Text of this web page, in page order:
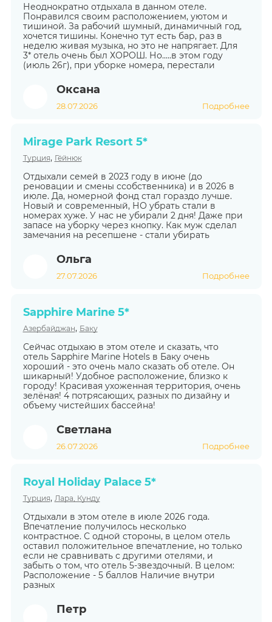
Неоднократно отдыхала в данном отеле.
Понравился своим расположением, уютом и
тишиной. За рабочий шумный, динамичный год,
хочется тишины. Конечно тут есть бар, раз в
неделю живая музыка, но это не напрягает. Для
3* отель очень был ХОРОШ. Но.....в этом году
(июль 26г), при уборке номера, перестали
Оксана
28.07.2026 Подробнее
Mirage Park Resort 5*
Турция, Гёйнюк
Отдыхали семей в 2023 году в июне (до
реновации и смены ссобственника) и в 2026 в
июле. Да, номерной фонд стал гораздо лучше.
Новый и современный, НО убрать стали в
номерах хуже. У нас не убирали 2 дня! Даже при
запасе на уборку через кнопку. Как муж сделал
замечания на ресепшене - стали убирать
Ольга
27.07.2026 Подробнее
Sapphire Marine 5*
Азербайджан, Баку
Сейчас отдыхаю в этом отеле и сказать, что
отель Sapphire Marine Hotels в Баку очень
хороший - это очень мало сказать об отеле. Он
шикарный! Удобное расположение, близко к
городу! Красивая ухоженная территория, очень
зелёная! 4 потрясающих, разных по дизайну и
объему чистейших бассейна!
Светлана
26.07.2026 Подробнее
Royal Holiday Palace 5*
Турция, Лара, Кунду
Отдыхали в этом отеле в июле 2026 года.
Впечатление получилось несколько
контрастное. С одной стороны, в целом отель
оставил положительное впечатление, но только
если не сравнивать с другими отелями, и
забыть о том, что отель 5-звездочный. В целом:
Расположение - 5 баллов Наличие внутри
разных
Петр